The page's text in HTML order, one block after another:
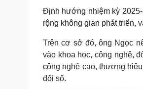
Định hướng nhiệm kỳ
rộng không gian phát triển,
Trên cơ sở đó, ông Ngọc
vào khoa học, công nghệ,
công nghệ cao, thương
đổi số.